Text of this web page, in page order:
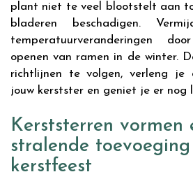
plant niet te veel blootstelt aan
bladeren beschadigen.
temperatuurveranderingen
openen van ramen in de winter.
richtlijnen te volgen, verleng je
jouw kerstster en geniet je er nog
Kerststerren vormen
stralende
kerstfeest